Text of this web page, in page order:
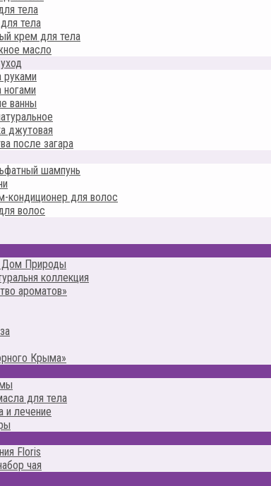
тела
тела
крем для тела
масло
руками
ногами
ванны
джутовая
после загара
шампунь
кондиционер для волос
волос
Дом Природы
коллекция
ароматов»
Крыма»
для тела
и лечение
Floris
чая